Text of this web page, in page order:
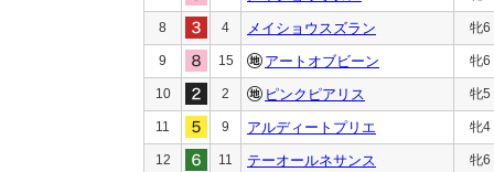
8 4 メイショウスズラン 牝6
9 15 アートオブビーン 牝6
10 2 ピンクピアリス 牝5
11 9 アルディートプリエ 牝4
12 11 テーオールネサンス 牝6